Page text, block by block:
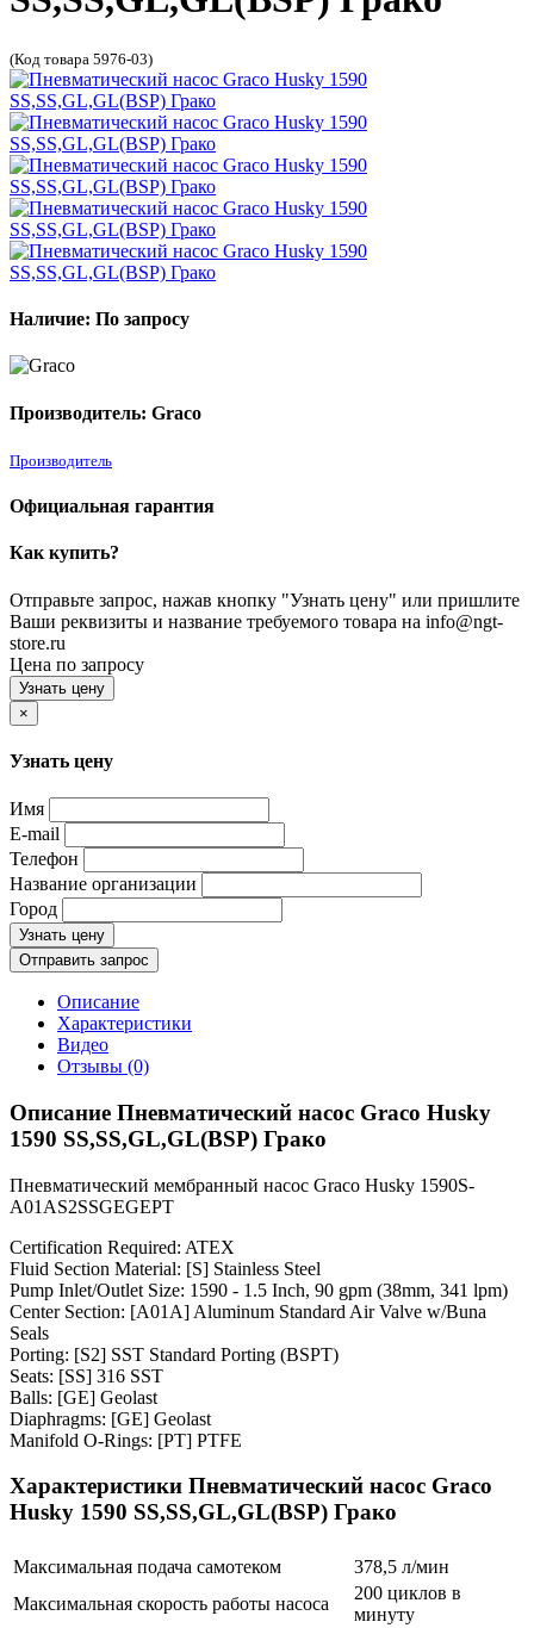
(Код товара 5976-03)
Наличие: По запросу
Производитель: Graco
Производитель
Официальная гарантия
Как купить?
Отправьте запрос, нажав кнопку "Узнать цену" или пришлите
Ваши реквизиты и название требуемого товара на info@ngt-
store.ru
Цена по запросу
Узнать цену
×
Узнать цену
Имя
E-mail
Телефон
Название организации
Город
Узнать цену
Отправить запрос
Описание
Характеристики
Видео
Отзывы (0)
Описание Пневматический насос Graco Husky
1590 SS,SS,GL,GL(BSP) Грако
Пневматический мембранный насос Graco Husky 1590S-
A01AS2SSGEGEPT
Certification Required: ATEX
Fluid Section Material: [S] Stainless Steel
Pump Inlet/Outlet Size: 1590 - 1.5 Inch, 90 gpm (38mm, 341 lpm)
Center Section: [A01A] Aluminum Standard Air Valve w/Buna
Seals
Porting: [S2] SST Standard Porting (BSPT)
Seats: [SS] 316 SST
Balls: [GE] Geolast
Diaphragms: [GE] Geolast
Manifold O-Rings: [PT] PTFE
Характеристики Пневматический насос Graco
Husky 1590 SS,SS,GL,GL(BSP) Грако
Максимальная подача самотеком
378,5 л/мин
Максимальная скорость работы насоса
200 циклов в
минуту